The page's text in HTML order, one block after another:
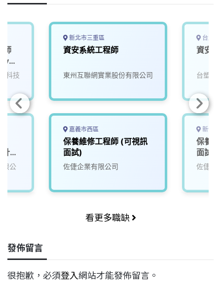
師
科技
工
限公
新北市三重區
資安系統工程師
東州互聯網實業股份有限公司
嘉義市西區
保養維修工程師 (可視訊
面試)
佐倢企業有限公司
台北
資安
台塑企
新竹
保養
面試)
佐倢企
看更多職缺
發佈留言
很抱歉，必須登入網站才能發佈留言。